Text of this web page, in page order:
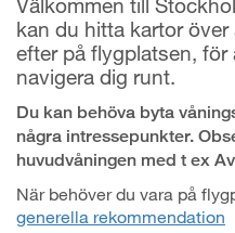
kan du hitta kartor
efter på flygplatsen,
navigera dig runt.
Du kan behöva byta
några intressepunkter.
huvudvåningen med t ex
När behöver du vara på
generella rekommendation